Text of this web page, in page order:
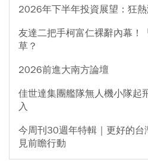
2026年下半年投資展望：狂
友達二把手柯富仁裸辭內幕！
草？
2026前進大南方論壇
佳世達集團艦隊無人機小隊起
入
今周刊30週年特輯｜更好的
見前瞻行動